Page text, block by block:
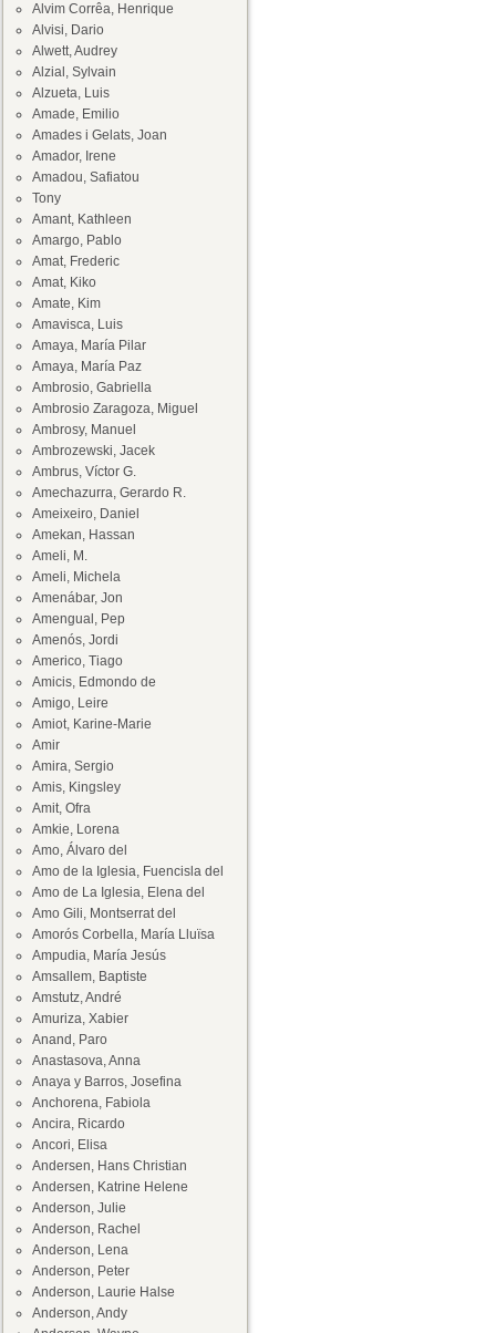
Alvim Corrêa, Henrique
Alvisi, Dario
Alwett, Audrey
Alzial, Sylvain
Alzueta, Luis
Amade, Emilio
Amades i Gelats, Joan
Amador, Irene
Amadou, Safiatou
Tony
Amant, Kathleen
Amargo, Pablo
Amat, Frederic
Amat, Kiko
Amate, Kim
Amavisca, Luis
Amaya, María Pilar
Amaya, María Paz
Ambrosio, Gabriella
Ambrosio Zaragoza, Miguel
Ambrosy, Manuel
Ambrozewski, Jacek
Ambrus, Víctor G.
Amechazurra, Gerardo R.
Ameixeiro, Daniel
Amekan, Hassan
Ameli, M.
Ameli, Michela
Amenábar, Jon
Amengual, Pep
Amenós, Jordi
Americo, Tiago
Amicis, Edmondo de
Amigo, Leire
Amiot, Karine-Marie
Amir
Amira, Sergio
Amis, Kingsley
Amit, Ofra
Amkie, Lorena
Amo, Álvaro del
Amo de la Iglesia, Fuencisla del
Amo de La Iglesia, Elena del
Amo Gili, Montserrat del
Amorós Corbella, María Lluïsa
Ampudia, María Jesús
Amsallem, Baptiste
Amstutz, André
Amuriza, Xabier
Anand, Paro
Anastasova, Anna
Anaya y Barros, Josefina
Anchorena, Fabiola
Ancira, Ricardo
Ancori, Elisa
Andersen, Hans Christian
Andersen, Katrine Helene
Anderson, Julie
Anderson, Rachel
Anderson, Lena
Anderson, Peter
Anderson, Laurie Halse
Anderson, Andy